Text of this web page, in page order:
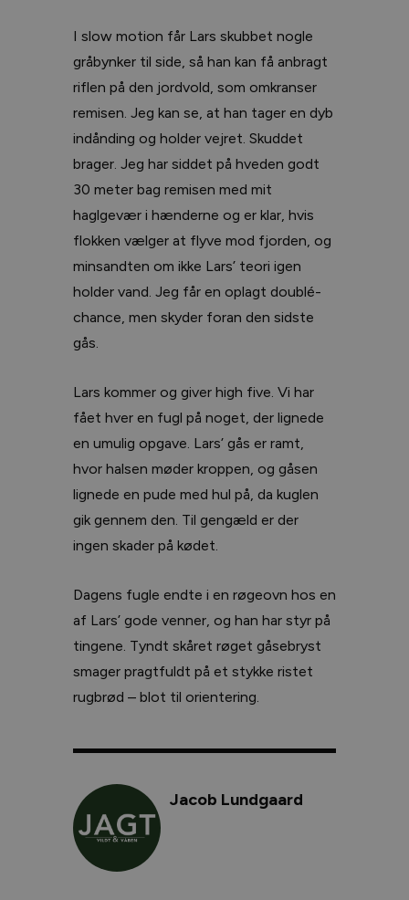
I slow motion får Lars skubbet nogle
gråbynker til side, så han kan få anbragt
riflen på den jordvold, som omkranser
remisen. Jeg kan se, at han tager en dyb
indånding og holder vejret. Skuddet
brager. Jeg har siddet på hveden godt
30 meter bag remisen med mit
haglgevær i hænderne og er klar, hvis
flokken vælger at flyve mod fjorden, og
minsandten om ikke Lars’ teori igen
holder vand. Jeg får en oplagt doublé-
chance, men skyder foran den sidste
gås.
Lars kommer og giver high five. Vi har
fået hver en fugl på noget, der lignede
en umulig opgave. Lars’ gås er ramt,
hvor halsen møder kroppen, og gåsen
lignede en pude med hul på, da kuglen
gik gennem den. Til gengæld er der
ingen skader på kødet.
Dagens fugle endte i en røgeovn hos en
af Lars’ gode venner, og han har styr på
tingene. Tyndt skåret røget gåsebryst
smager pragtfuldt på et stykke ristet
rugbrød – blot til orientering.
Jacob Lundgaard